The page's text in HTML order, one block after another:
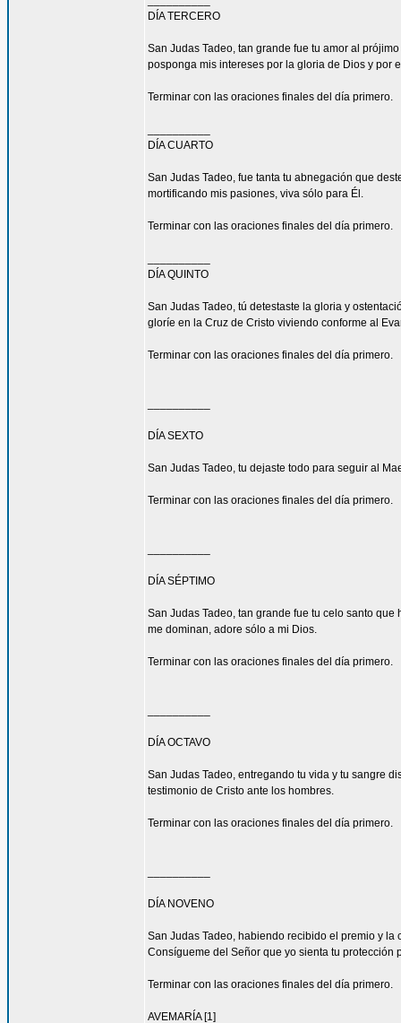
DÍA TERCERO
San Judas Tadeo, tan grande fue tu amor al
posponga mis intereses por la gloria de Dios y por
Terminar con las oraciones finales del día primero.
DÍA CUARTO
San Judas Tadeo, fue tanta tu abnegación que
mortificando mis pasiones, viva sólo para Él.
Terminar con las oraciones finales del día primero.
DÍA QUINTO
San Judas Tadeo, tú detestaste la gloria y
gloríe en la Cruz de Cristo viviendo conforme al
Terminar con las oraciones finales del día primero.
DÍA SEXTO
San Judas Tadeo, tu dejaste todo para seguir al
Terminar con las oraciones finales del día primero.
DÍA SÉPTIMO
San Judas Tadeo, tan grande fue tu celo santo
me dominan, adore sólo a mi Dios.
Terminar con las oraciones finales del día primero.
DÍA OCTAVO
San Judas Tadeo, entregando tu vida y tu sangre
testimonio de Cristo ante los hombres.
Terminar con las oraciones finales del día primero.
DÍA NOVENO
San Judas Tadeo, habiendo recibido el premio y
Consígueme del Señor que yo sienta tu
Terminar con las oraciones finales del día primero.
AVEMARÍA [1]